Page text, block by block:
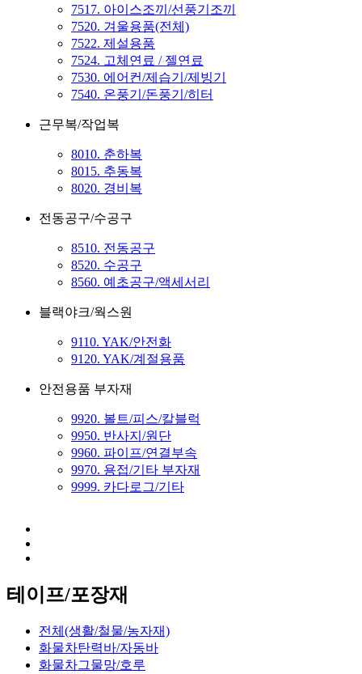
7517. 아이스조끼/선풍기조끼
7520. 겨울용품(전체)
7522. 제설용품
7524. 고체연료 / 젤연료
7530. 에어컨/제습기/제빙기
7540. 온풍기/돈풍기/히터
근무복/작업복
8010. 춘하복
8015. 추동복
8020. 경비복
전동공구/수공구
8510. 전동공구
8520. 수공구
8560. 예초공구/액세서리
블랙야크/웍스원
9110. YAK/안전화
9120. YAK/계절용품
안전용품 부자재
9920. 볼트/피스/칼블럭
9950. 반사지/원단
9960. 파이프/연결부속
9970. 용접/기타 부자재
9999. 카다로그/기타
테이프/포장재
전체(생활/철물/농자재)
화물차탄력바/자동바
화물차그물망/호루